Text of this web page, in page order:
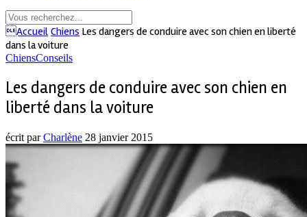
Accueil Chiens Les dangers de conduire avec son chien en liberté
dans la voiture
ChiensConseils
Les dangers de conduire avec son chien en
liberté dans la voiture
écrit parCharlène 28 janvier 2015